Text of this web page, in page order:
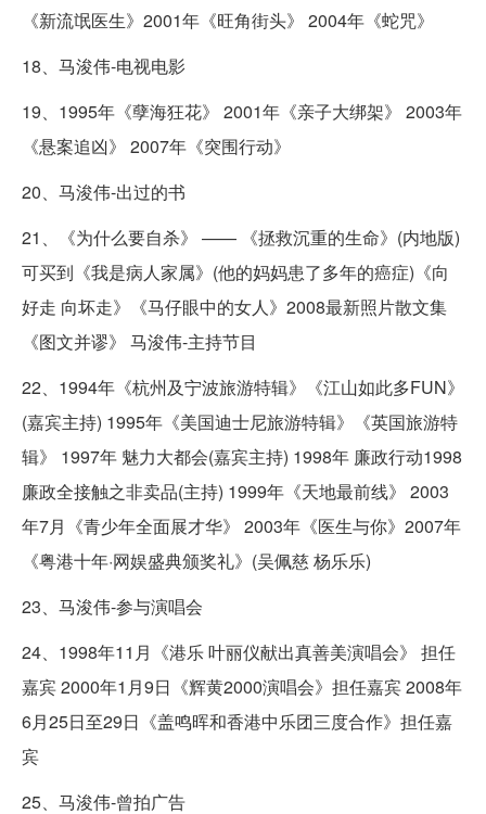
《新流氓医生》2001年《旺角街头》 2004年《蛇咒》
18、马浚伟-电视电影
19、1995年《孽海狂花》 2001年《亲子大绑架》 2003年
《悬案追凶》 2007年《突围行动》
20、马浚伟-出过的书
21、《为什么要自杀》 —— 《拯救沉重的生命》(内地版)
可买到《我是病人家属》(他的妈妈患了多年的癌症)《向
好走 向坏走》《马仔眼中的女人》2008最新照片散文集
《图文并谬》 马浚伟-主持节目
22、1994年《杭州及宁波旅游特辑》《江山如此多FUN》
(嘉宾主持) 1995年《美国迪士尼旅游特辑》《英国旅游特
辑》 1997年 魅力大都会(嘉宾主持) 1998年 廉政行动1998
廉政全接触之非卖品(主持) 1999年《天地最前线》 2003
年7月《青少年全面展才华》 2003年《医生与你》2007年
《粤港十年·网娱盛典颁奖礼》(吴佩慈 杨乐乐)
23、马浚伟-参与演唱会
24、1998年11月《港乐 叶丽仪献出真善美演唱会》 担任
嘉宾 2000年1月9日《辉黄2000演唱会》担任嘉宾 2008年
6月25日至29日《盖鸣晖和香港中乐团三度合作》担任嘉
宾
25、马浚伟-曾拍广告